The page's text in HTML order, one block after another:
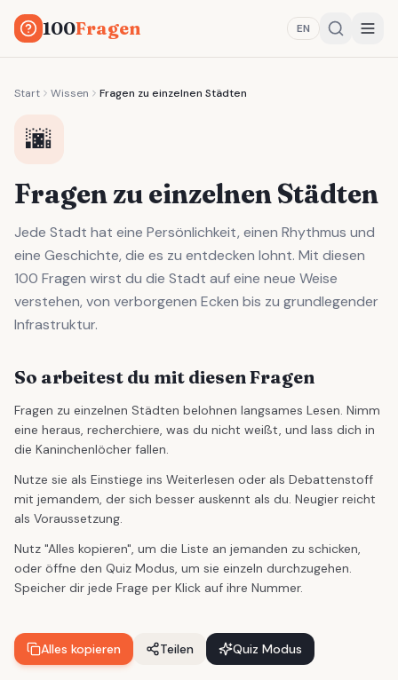
100Fragen EN
Start Wissen Fragen zu einzelnen Städten
🌆
Fragen zu einzelnen Städten
Jede Stadt hat eine Persönlichkeit, einen Rhythmus und
eine Geschichte, die es zu entdecken lohnt. Mit diesen
100 Fragen wirst du die Stadt auf eine neue Weise
verstehen, von verborgenen Ecken bis zu grundlegender
Infrastruktur.
So arbeitest du mit diesen Fragen
Fragen zu einzelnen Städten belohnen langsames Lesen. Nimm
eine heraus, recherchiere, was du nicht weißt, und lass dich in
die Kaninchenlöcher fallen.
Nutze sie als Einstiege ins Weiterlesen oder als Debattenstoff
mit jemandem, der sich besser auskennt als du. Neugier reicht
als Voraussetzung.
Nutz "Alles kopieren", um die Liste an jemanden zu schicken,
oder öffne den Quiz Modus, um sie einzeln durchzugehen.
Speicher dir jede Frage per Klick auf ihre Nummer.
Alles kopieren Teilen Quiz Modus